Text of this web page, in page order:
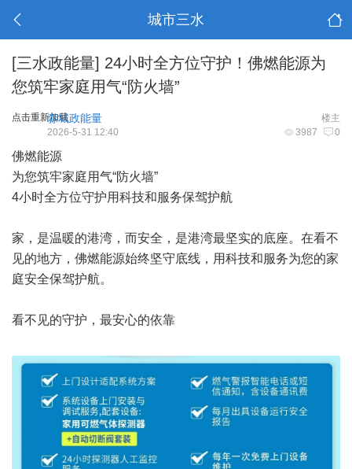
城市三水
[三水政能量] 24小时全方位守护！佛燃能源为
您筑牢家庭用气“防火墙”
点击重新加载 楼主
淼城政能量
3987 0
2026-5-31 12:40
佛燃能源
为您筑牢家庭用气“防火墙”
4小时全方位守护用科技和服务保驾护航
家，是温暖的港湾，而安全，是港湾最坚实的底座。在看不
见的地方，佛燃能源始终坚守底线，用科技和服务为您的家
庭安全保驾护航。
看不见的守护，最安心的依靠